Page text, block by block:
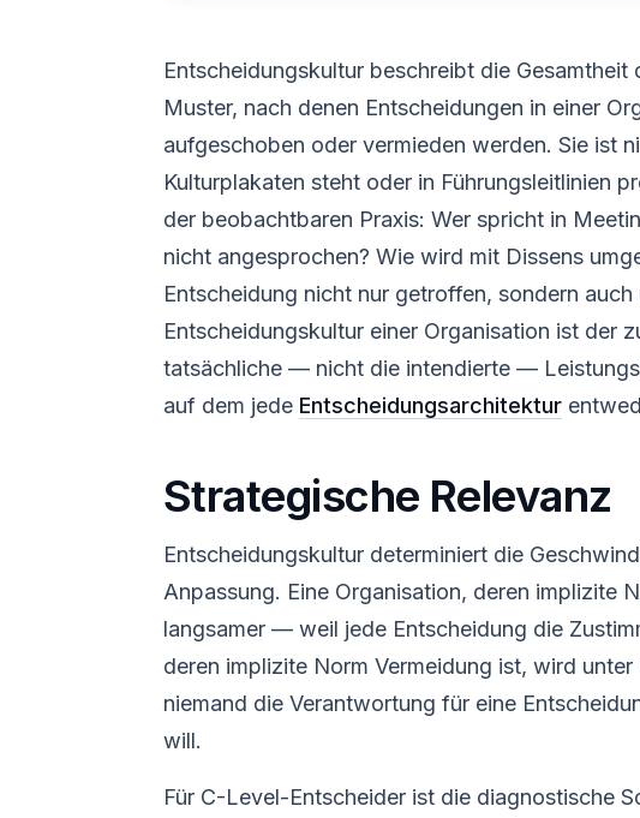
Entscheidungskultur beschreibt die Gesamtheit
Muster, nach denen Entscheidungen in einer
aufgeschoben oder vermieden werden. Sie ist
Kulturplakaten steht oder in Führungsleitlinien
der beobachtbaren Praxis: Wer spricht in
nicht angesprochen? Wie wird mit Dissens
Entscheidung nicht nur getroffen, sondern
Entscheidungskultur einer Organisation ist der
tatsächliche — nicht die intendierte —
auf dem jede Entscheidungsarchitektur
Strategische Relevanz
Entscheidungskultur determiniert die
Anpassung. Eine Organisation, deren implizite
langsamer — weil jede Entscheidung die
deren implizite Norm Vermeidung ist, wird
niemand die Verantwortung für eine
will.
Für C-Level-Entscheider ist die diagnostische